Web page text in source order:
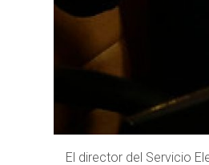
El director del Servicio